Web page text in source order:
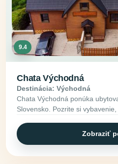
9.4
Chata Východná
Destinácia: Východná
Chata Východná ponúka
Slovensko. Pozrite si
Zobraziť